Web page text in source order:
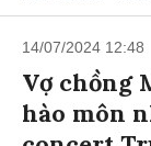
14/07/2024 12:48
Vợ chồng
hào môn